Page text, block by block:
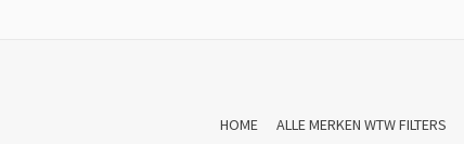
HOME ALLE MERKEN WTW FILTERS